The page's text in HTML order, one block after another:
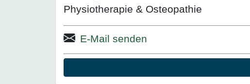
Physiotherapie & Osteopathie
E-Mail senden